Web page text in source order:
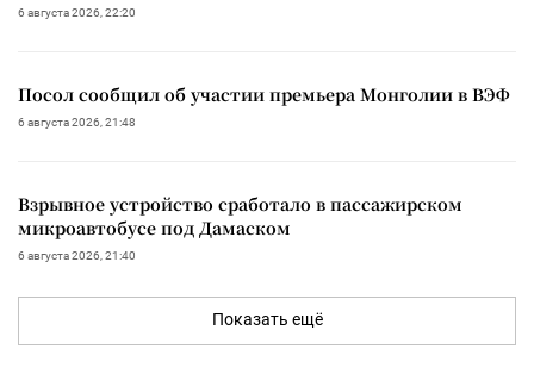
6 августа 2026, 22:20
Посол сообщил об участии премьера Монголии в ВЭФ
6 августа 2026, 21:48
Взрывное устройство сработало в пассажирском
микроавтобусе под Дамаском
6 августа 2026, 21:40
Показать ещё